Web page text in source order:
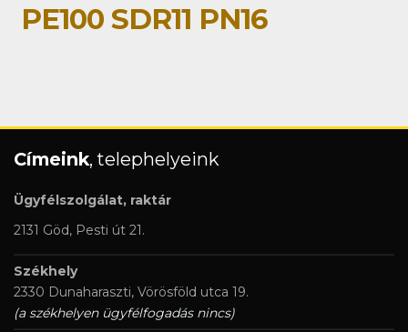
PE100 SDR11 PN16
Címeink, telephelyeink
Ügyfélszolgálat, raktár
2131 Göd, Pesti út 21.
Székhely
2330 Dunaharaszti, Vörösföld utca 19.
(a székhelyen ügyfélfogadás nincs)